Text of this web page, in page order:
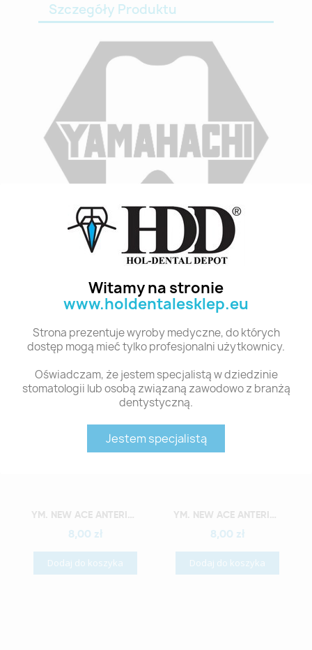
Witamy na stronie
www.holdentalesklep.eu
Strona prezentuje wyroby medyczne, do których
dostęp mogą mieć tylko profesjonalni użytkownicy.
Oświadczam, że jestem specjalistą w dziedzinie
stomatologii lub osobą związaną zawodowo z branżą
dentystyczną.
Jestem specjalistą
Szczegóły Produktu
A1 S2 6
Polecane produkty z tej kategorii
Szybki podgląd YM. NEW ACE ANTERIOR - AKRYLOWE ZĘBY SZTUCZNE - A1-O2
8,00 zł
Dodaj do koszyka
Szybki podgląd YM. NEW ACE ANTERIOR - AKRYLOWE ZĘBY SZTUCZNE - A1-O3
8,00 zł
Dodaj do koszyka